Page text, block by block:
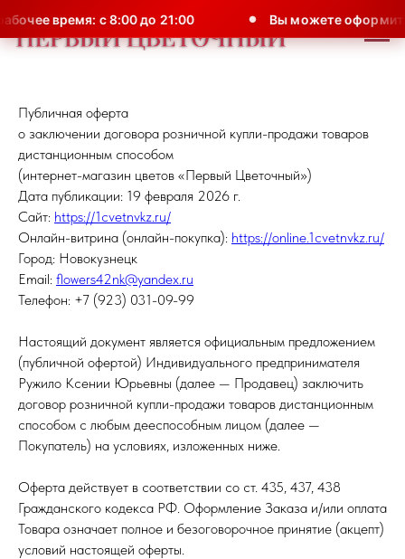
время: с 8:00 до 21:00 Вы можете оформить
Публичная оферта
о заключении договора розничной купли-продажи товаров
дистанционным способом
(интернет-магазин цветов «Первый Цветочный»)
Дата публикации: 19 февраля 2026 г.
Сайт: https://1cvetnvkz.ru/
Онлайн-витрина (онлайн-покупка): https://online.1cvetnvkz.ru/
Город: Новокузнецк
Email: flowers42nk@yandex.ru
Телефон: +7 (923) 031-09-99
Настоящий документ является официальным предложением
(публичной офертой) Индивидуального предпринимателя
Ружило Ксении Юрьевны (далее — Продавец) заключить
договор розничной купли-продажи товаров дистанционным
способом с любым дееспособным лицом (далее —
Покупатель) на условиях, изложенных ниже.
Оферта действует в соответствии со ст. 435, 437, 438
Гражданского кодекса РФ. Оформление Заказа и/или оплата
Товара означает полное и безоговорочное принятие (акцепт)
условий настоящей оферты.